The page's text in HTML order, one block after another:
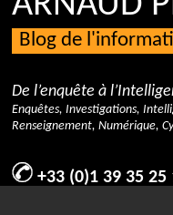
Blog de
De l’enquête à
Enquêtes, Investigations,
Renseignement, Numérique,
+33 (0)1 39 35 25